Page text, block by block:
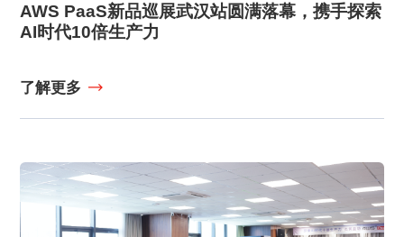
AWS PaaS新品巡展武汉站圆满落幕，携手探索
AI时代10倍生产力
了解更多